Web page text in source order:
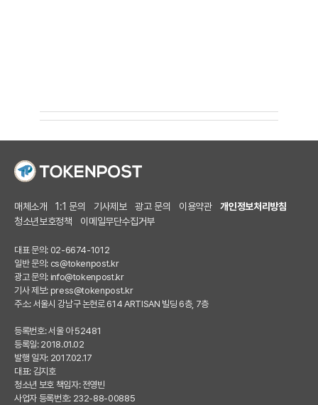
매체소개 1:1 문의 기사제보 광고 문의 이용약관
개인정보처리방침
청소년보호정책
이메일무단수집거부
대표 문의: 02-6674-1012
일반 문의: cs@tokenpost.kr
광고 문의: info@tokenpost.kr
기사 제보: press@tokenpost.kr
주소: 서울시 강남구 논현로 614 ARTISAN 빌딩 6층, 7층
등록번호: 서울 아 52481
등록일: 2018.01.02
발행 일자: 2017.02.17
대표: 김지호
청소년 보호 책임자: 전영빈
사업자 등록번호: 232-88-00885